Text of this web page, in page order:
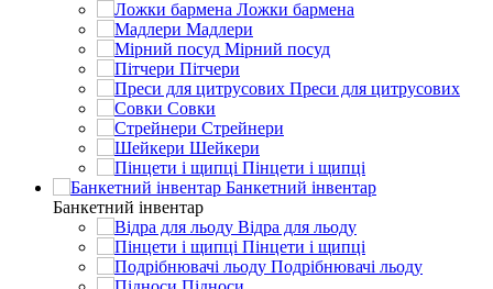
Ложки бармена
Мадлери
Мірний посуд
Пітчери
Преси для цитрусових
Совки
Стрейнери
Шейкери
Пінцети і щипці
Банкетний інвентар
Банкетний інвентар
Відра для льоду
Пінцети і щипці
Подрібнювачі льоду